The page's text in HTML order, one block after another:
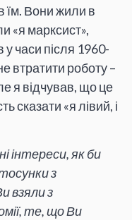
їм. Вони жили в
«я марксист»,
часи після 1960-
втратити роботу –
я відчував, що це
сказати «я лівий, і
інтереси, як би
з
взяли з
те, що Ви